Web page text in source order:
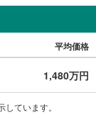
平均価格
1,480万円
ています。